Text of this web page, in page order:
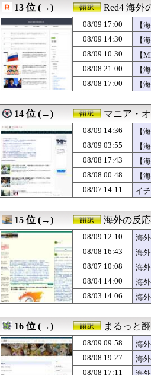
08/08 21:35
韓国人「日本が
08/08 21:31
韓国サッカー協
08/08 21:26
韓国人「惜しい…
08/08 21:16
【海外の反応】
08/08 21:03
日本の大相撲に
08/08 21:00
【インド】バー
08/08 21:00
【海外の反応】
08/08 20:47
韓国人「韓国サ
08/08 20:45
韓国サッカー協
08/08 20:39
海外「日本は取
08/08 20:31
海外「MLB屈指
08/08 20:25
韓国人「欧州メ
08/08 20:25
海外「”京都の鳥
08/08 20:13
日本の夏祭りの
08/08 20:11
アメリカ「お前
08/08 20:10
「日本の深夜営
08/08 20:05
中国人「フラン
08/08 20:01
【GAME】「セ
08/08 20:00
外国人「韓国で
08/08 20:00
海外「三時間ず
13 位 (→) Red4 海外
08/09 17:00
【
ら
の
08/09 14:30
【
い
08/09 10:30
【
と
08/08 21:00
【
め
08/08 17:00
【
14 位 (→) マニア・
08/09 14:36
【
08/09 03:55
【
08/08 17:43
【
08/08 00:48
【
08/07 14:11
イ
15 位 (→) 海外の反
08/09 12:10
海
08/08 16:43
海
出
08/07 10:08
海
08/04 14:00
海
フ
08/03 14:06 海
16 位 (→) まるっと
08/09 09:58
海
08/08 19:27
海
08/08 17:11